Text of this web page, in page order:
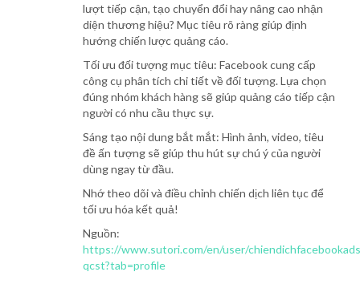
lượt tiếp cận, tạo chuyển đổi hay nâng cao nhận
diện thương hiệu? Mục tiêu rõ ràng giúp định
hướng chiến lược quảng cáo.
Tối ưu đối tượng mục tiêu: Facebook cung cấp
công cụ phân tích chi tiết về đối tượng. Lựa chọn
đúng nhóm khách hàng sẽ giúp quảng cáo tiếp cận
người có nhu cầu thực sự.
Sáng tạo nội dung bắt mắt: Hình ảnh, video, tiêu
đề ấn tượng sẽ giúp thu hút sự chú ý của người
dùng ngay từ đầu.
Nhớ theo dõi và điều chỉnh chiến dịch liên tục để
tối ưu hóa kết quả!
Nguồn:
https://www.sutori.com/en/user/
qcst?tab=profile